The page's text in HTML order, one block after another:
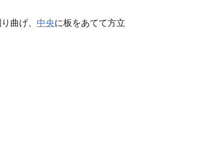
曲げ、 中央に板をあてて方立